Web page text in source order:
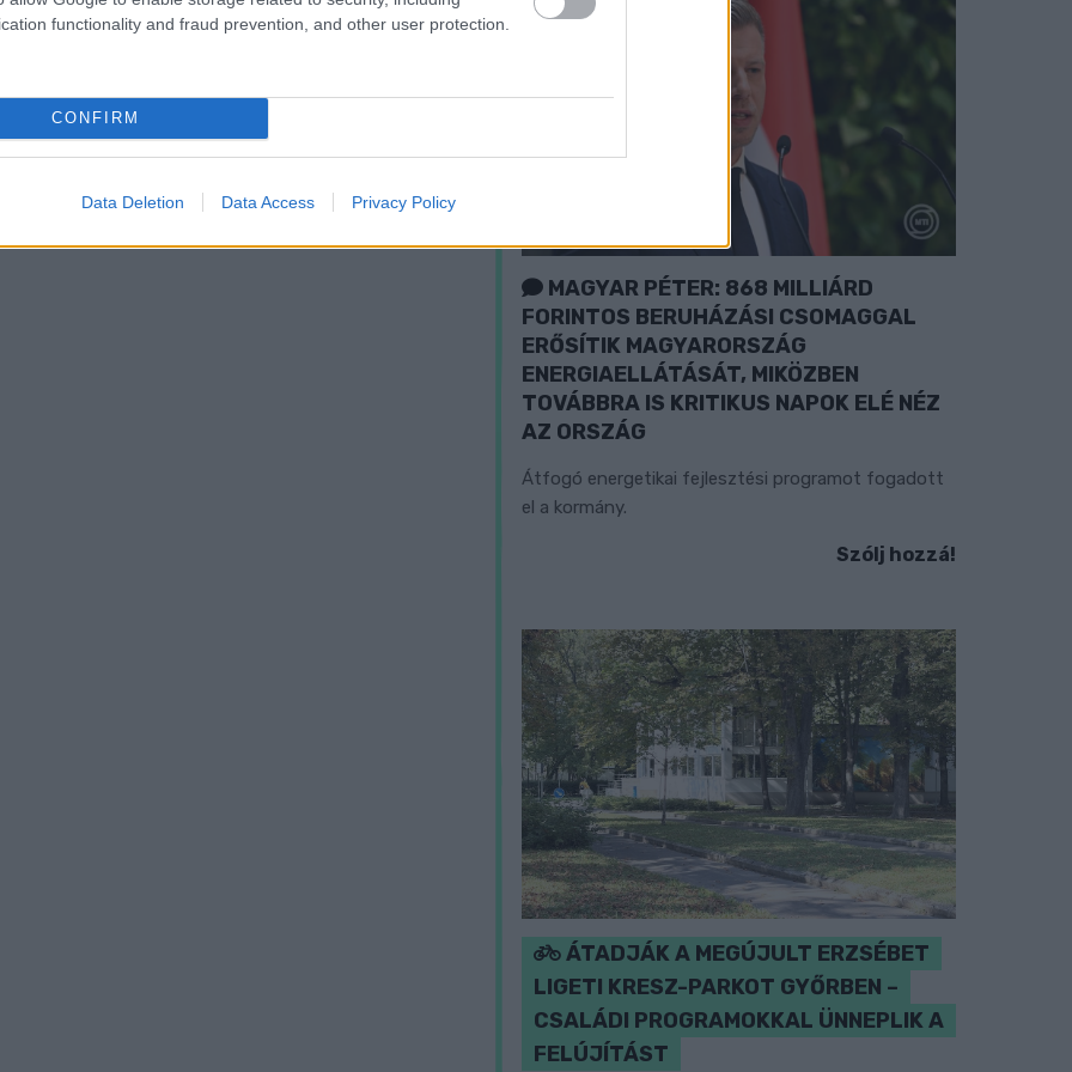
functionality and fraud prevention, and other user protection.
CONFIRM
Data Deletion Data Access Privacy Policy
MAGYAR PÉTER: 868 MILLIÁRD
FORINTOS BERUHÁZÁSI CSOMAGGAL
ERŐSÍTIK MAGYARORSZÁG
ENERGIAELLÁTÁSÁT, MIKÖZBEN
TOVÁBBRA IS KRITIKUS NAPOK ELÉ NÉZ
AZ ORSZÁG
Átfogó energetikai fejlesztési programot fogadott
el a kormány.
Szólj hozzá!
ÁTADJÁK A MEGÚJULT ERZSÉBET
LIGETI KRESZ-PARKOT GYŐRBEN –
CSALÁDI PROGRAMOKKAL ÜNNEPLIK A
FELÚJÍTÁST